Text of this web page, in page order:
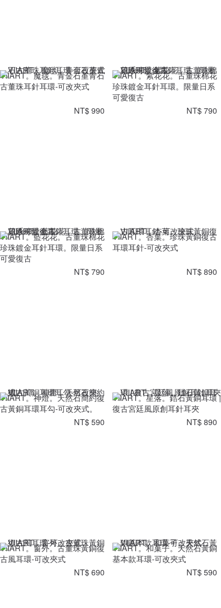
VIIART。魔毯。青金石堇青石
古董珠耳針耳環-可改夾式
NT$ 990
VIIART。紫花花。古董珠棉花
珍珠鍍金耳針耳環。限量日系
可愛復古
NT$ 790
VIIART。藍花花。古董珠棉花
珍珠鍍金耳針耳環。限量日系
可愛復古
NT$ 790
VIIART。杏葉。珍珠黃銅復古
耳環耳針-可改夾式
NT$ 890
VIIART。神燈。天然石簡約復
古黃銅耳環耳勾-可改夾式。
NT$ 590
VIIART。星落。鋯石黃銅耳環 |
復古宮廷風原創耳針耳夾
NT$ 890
VIIART。窗外。古董珠黃銅復
古風耳環-可改夾式
NT$ 690
VIIART。和菓子。天然石黃銅
基本款耳環-可改夾式
NT$ 590